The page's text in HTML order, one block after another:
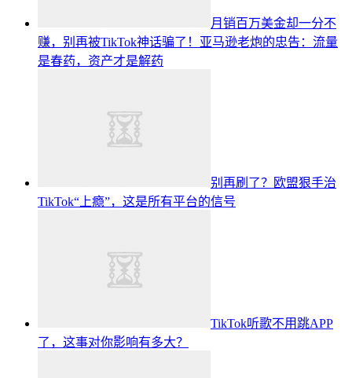
月销百万美金却一分不
赚，别再被TikTok神话骗了！亚马逊老炮的忠告：流量
是春药，资产才是解药
别再刷了？欧盟狠手治
TikTok“上瘾”，这是所有平台的信号
TikTok听歌不用跳APP
了，这事对你影响有多大？